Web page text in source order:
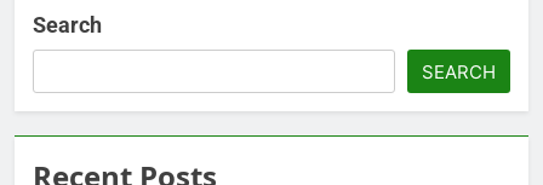
Search
SEARCH
Recent Posts